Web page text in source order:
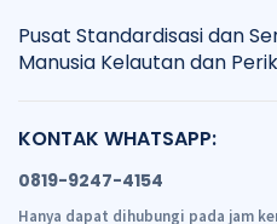
Pusat Standardisasi dan
Manusia Kelautan dan
KONTAK WHATSAPP:
0819-9247-4154
Hanya dapat dihubungi pada jam